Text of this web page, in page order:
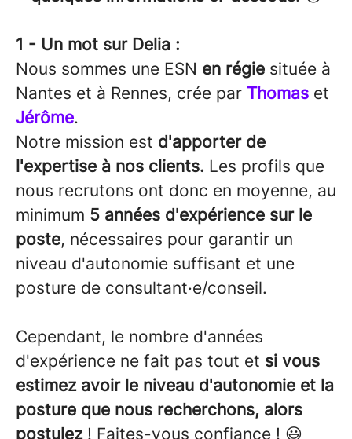
1 - Un mot sur Delia :
Nous sommes une ESN en régie située à
Nantes et à Rennes, crée par Thomas et
Jérôme.
Notre mission est d'apporter de
l'expertise à nos clients. Les profils que
nous recrutons ont donc en moyenne, au
minimum 5 années d'expérience sur le
poste, nécessaires pour garantir un
niveau d'autonomie suffisant et une
posture de consultant·e/conseil.
Cependant, le nombre d'années
d'expérience ne fait pas tout et si vous
estimez avoir le niveau d'autonomie et la
posture que nous recherchons, alors
postulez! Faites-vous confiance ! 😃